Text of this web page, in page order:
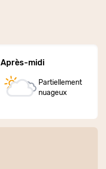
Après-midi
Partiellement
nuageux